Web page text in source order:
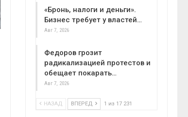
«Бронь, налоги и деньги».
Бизнес требует у властей…
Авг 7, 2026
Федоров грозит
радикализацией протестов и
обещает покарать…
Авг 7, 2026
НАЗАД ВПЕРЕД 1 из 17 231